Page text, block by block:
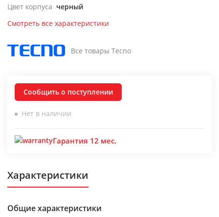
Цвет корпуса черный
Смотреть все характеристики
Все товары Tecno
Сообщить о поступлении
Нет в наличии
Гарантия 12 мес.
Характеристики
Общие характеристики